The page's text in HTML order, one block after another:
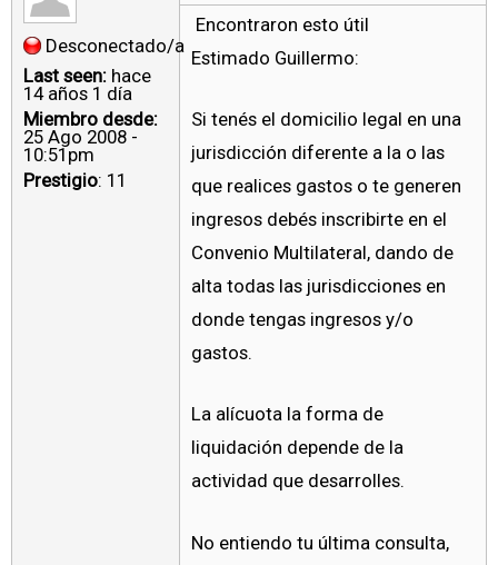
Desconectado/a
Last seen: hace
14 años 1 día
Miembro desde:
25 Ago 2008 -
10:51pm
Prestigio: 11
Encontraron esto útil
Estimado Guillermo:
Si tenés el domicilio legal en una
jurisdicción diferente a la o las
que realices gastos o te generen
ingresos debés inscribirte en el
Convenio Multilateral, dando de
alta todas las jurisdicciones en
donde tengas ingresos y/o
gastos.
La alícuota la forma de
liquidación depende de la
actividad que desarrolles.
No entiendo tu última consulta,